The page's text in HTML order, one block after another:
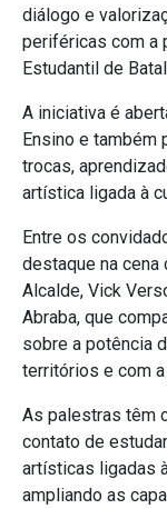
diálogo e
periféricas com a
Estudantil de
A iniciativa é
Ensino e também
trocas,
artística ligada à
Entre os
destaque na cena
Alcalde, Vick
Abraba, que
sobre a potência
territórios e com a
As palestras têm
contato de
artísticas ligadas
ampliando as